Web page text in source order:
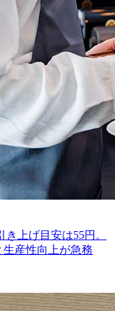
上げ目安は55円。
産性向上が急務